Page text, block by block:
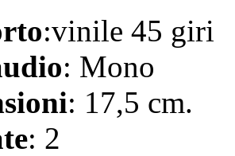
:vinile 45 giri
: Mono
: 17,5 cm.
: 2